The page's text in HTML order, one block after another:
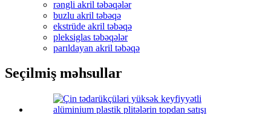
rəngli akril təbəqələr
buzlu akril təbəqə
ekstrüde akril təbəqə
pleksiglas təbəqələr
parıldayan akril təbəqə
Seçilmiş məhsullar